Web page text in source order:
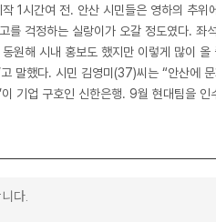
1시간여 전. 안산 시민들은 영하의 추
를 걱정하는 실랑이가 오갈 정도였다.
원해 시내 홍보도 했지만 이렇게 많이
말했다. 시민 김영미(37)씨는 “안산에
기업 구호인 신한은행. 9월 현대팀을